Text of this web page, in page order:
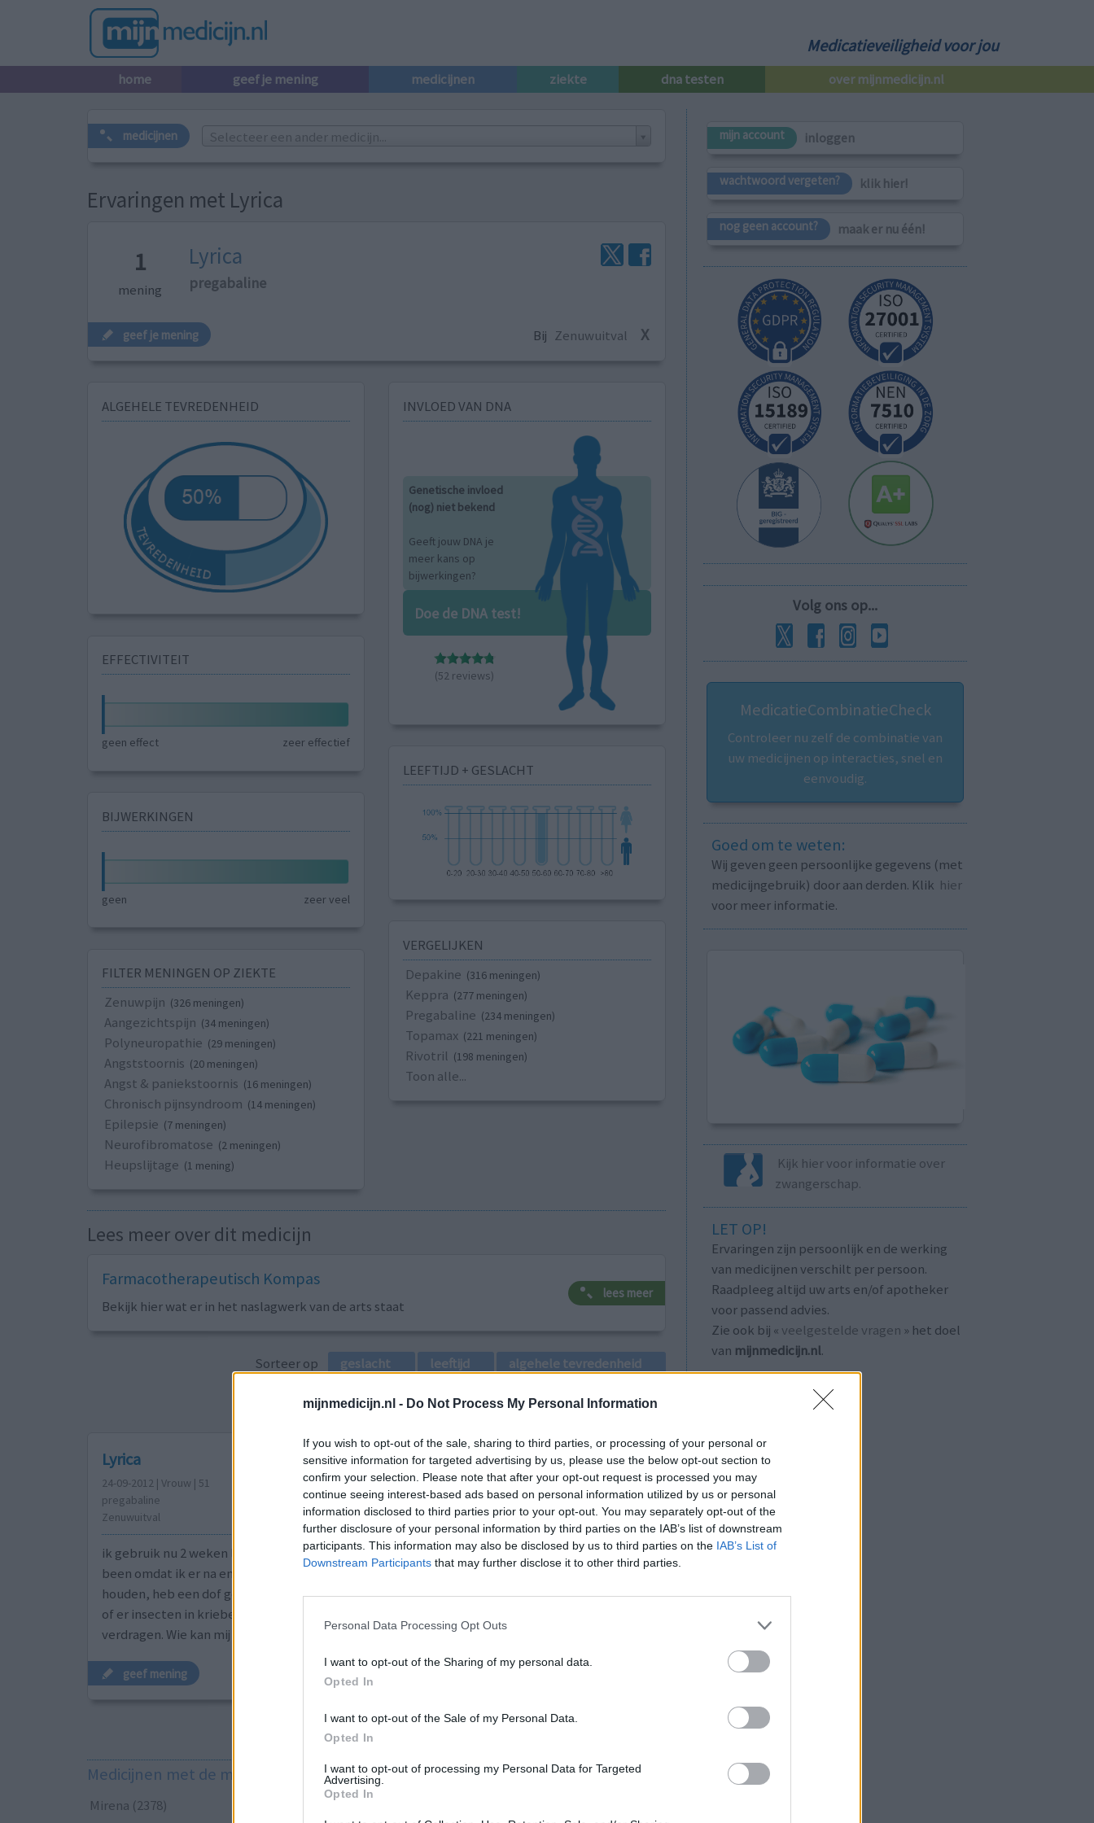
mijnmedicijn.nl - Do Not Process My Personal Information
If you wish to opt-out of the sale, sharing to third parties, or processing of your personal or
sensitive information for targeted advertising by us, please use the below opt-out section to
confirm your selection. Please note that after your opt-out request is processed you may
continue seeing interest-based ads based on personal information utilized by us or personal
information disclosed to third parties prior to your opt-out. You may separately opt-out of the
further disclosure of your personal information by third parties on the IAB’s list of downstream
participants. This information may also be disclosed by us to third parties on the IAB’s List of
Downstream Participants that may further disclose it to other third parties.
Personal Data Processing Opt Outs
I want to opt-out of the Sharing of my personal data.
Opted In
I want to opt-out of the Sale of my Personal Data.
Opted In
I want to opt-out of processing my Personal Data for Targeted
Advertising.
Opted In
Medicatieveiligheid voor jou
home geef je mening medicijnen ziekte dna testen over mijnmedicijn.nl
medicijnen Selecteer een ander medicijn...
Ervaringen met Lyrica
1
mening
Lyrica
pregabaline
geef je mening Bij Zenuwuitval X
ALGEHELE TEVREDENHEID
EFFECTIVITEIT
geen effect zeer effectief
BIJWERKINGEN
geen zeer veel
FILTER MENINGEN OP ZIEKTE
Zenuwpijn (326 meningen)
Aangezichtspijn (34 meningen)
Polyneuropathie (29 meningen)
Angststoornis (20 meningen)
Angst & paniekstoornis (16 meningen)
Chronisch pijnsyndroom (14 meningen)
Epilepsie (7 meningen)
Neurofibromatose (2 meningen)
Heupslijtage (1 mening)
INVLOED VAN DNA
Genetische invloed
(nog) niet bekend
Geeft jouw DNA je
meer kans op
bijwerkingen?
Doe de DNA test!
(52 reviews)
LEEFTIJD + GESLACHT
VERGELIJKEN
Depakine (316 meningen)
Keppra (277 meningen)
Pregabaline (234 meningen)
Topamax (221 meningen)
Rivotril (198 meningen)
Toon alle...
Lees meer over dit medicijn
Farmacotherapeutisch Kompas
Bekijk hier wat er in het naslagwerk van de arts staat
lees meer
Sorteer op geslacht leeftijd algehele tevredenheid
1
Lyrica
24-09-2012 | Vrouw | 51
pregabaline
Zenuwuitval
Effectiviteit
ik gebruik nu 2 weken lyrica. Heb het gekregen voor mijn
been omdat ik er na en bypass operatie last van bleef
houden, heb een dof gevoel in mijn been en het gevoel
of er insecten in kriebelen. ook last van een branderig gevoel en kan niets aan me been
verdragen. Wie kan mij meer vertellen over dit medicijn?
geef mening
Medicijnen met de meeste ervaringen
Mirena (2378)
mijn account inloggen
wachtwoord vergeten? klik hier!
nog geen account? maak er nu één!
Volg ons op...
MedicatieCombinatieCheck
Controleer nu zelf de combinatie van
uw medicijnen op interacties, snel en
eenvoudig.
Goed om te weten:
Wij geven geen persoonlijke gegevens (met
medicijngebruik) door aan derden. Klik hier
voor meer informatie.
Kijk hier voor informatie over
zwangerschap.
LET OP!
Ervaringen zijn persoonlijk en de werking
van medicijnen verschilt per persoon.
Raadpleeg altijd uw arts en/of apotheker
voor passend advies.
Zie ook bij « veelgestelde vragen » het doel
van mijnmedicijn.nl.